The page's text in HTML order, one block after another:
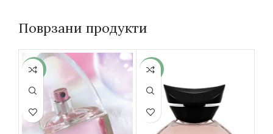
Поврзани продукти
-5% -5%